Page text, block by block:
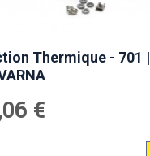
Thermique - 701 |
€